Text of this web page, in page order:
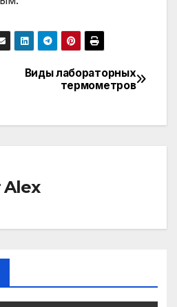
Виды лабораторных
термометров
Alex